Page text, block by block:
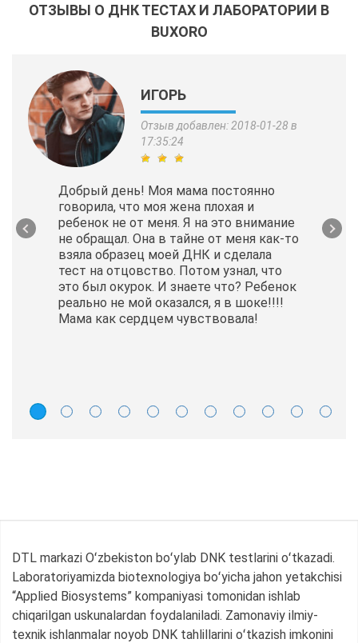
ОТЗЫВЫ О ДНК ТЕСТАХ И ЛАБОРАТОРИИ В
BUXORO
ИГОРЬ
Отзыв добавлен: 2018-01-28 в
17:35:24
Добрый день! Моя мама постоянно
говорила, что моя жена плохая и
ребенок не от меня. Я на это внимание
не обращал. Она в тайне от меня как-то
взяла образец моей ДНК и сделала
тест на отцовство. Потом узнал, что
это был окурок. И знаете что? Ребенок
реально не мой оказался, я в шоке!!!!
Мама как сердцем чувствовала!
DTL markazi Oʻzbekiston boʻylab DNK testlarini oʻtkazadi.
Laboratoriyamizda biotexnologiya boʻyicha jahon yetakchisi
“Applied Biosystems” kompaniyasi tomonidan ishlab
chiqarilgan uskunalardan foydalaniladi. Zamonaviy ilmiy-
texnik ishlanmalar noyob DNK tahlillarini oʻtkazish imkonini